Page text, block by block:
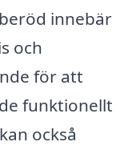
innebär
och
för att
funktionellt
också